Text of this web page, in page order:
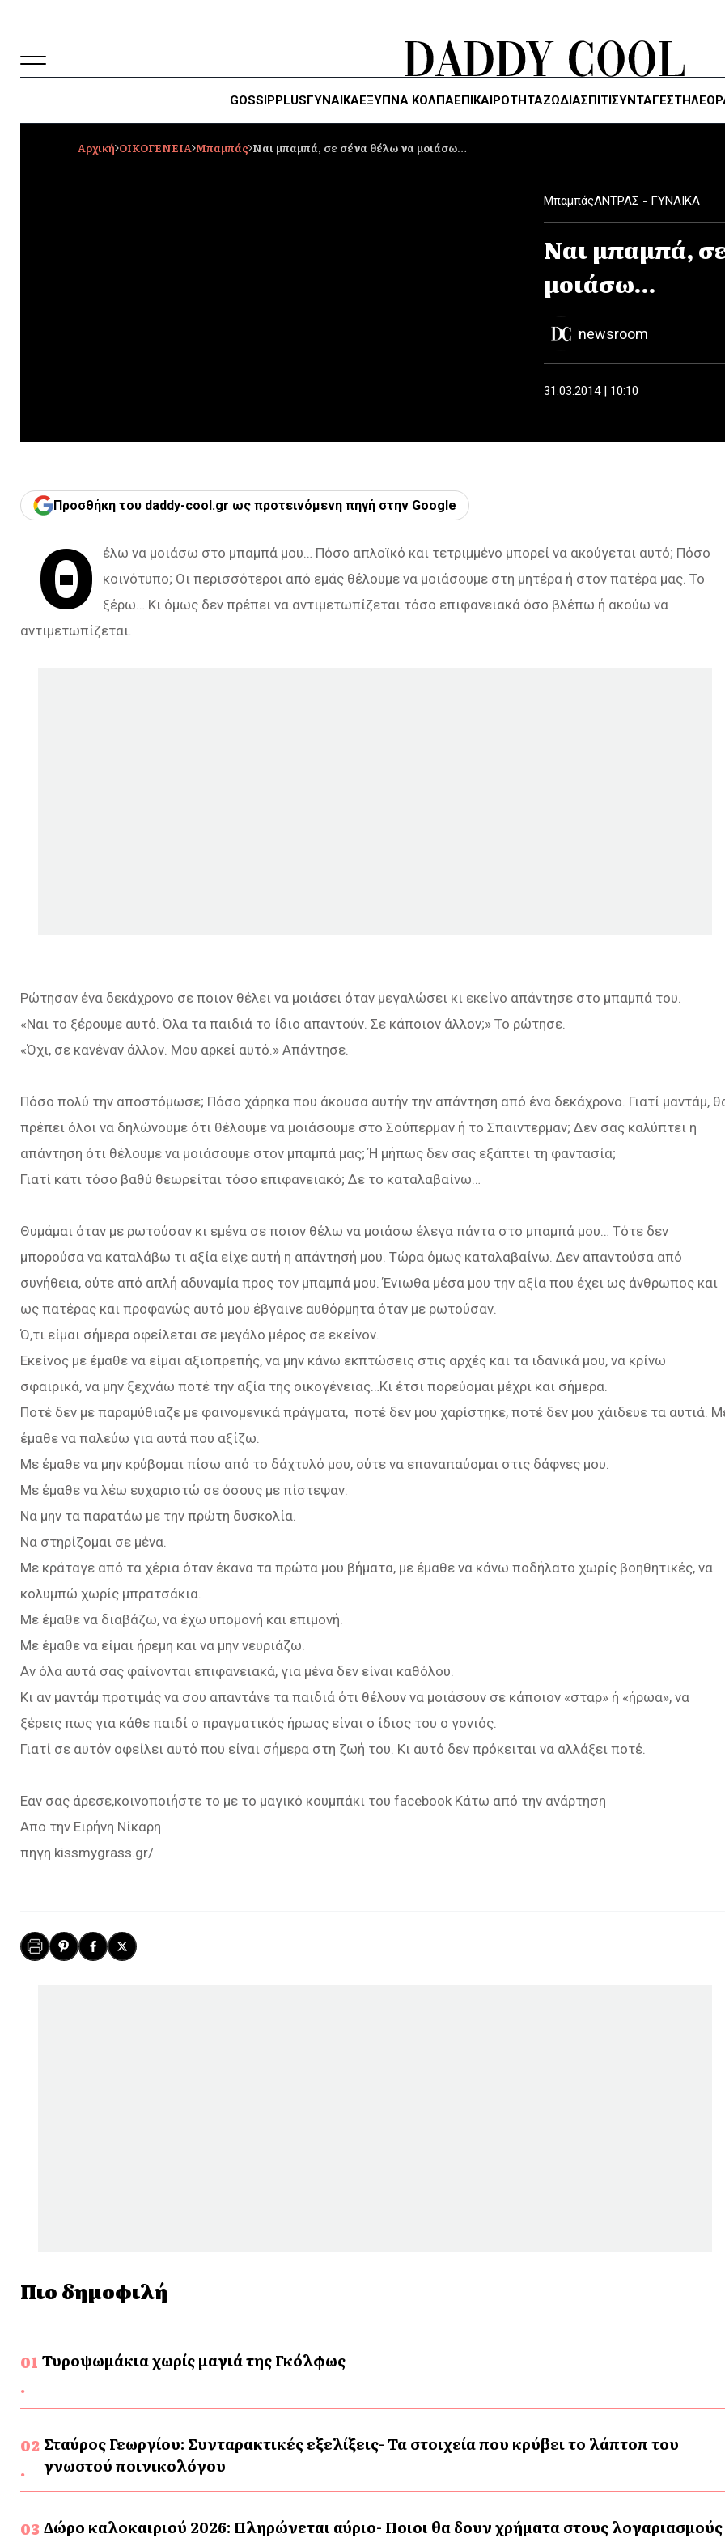
GOSSIPPLUSΓΥΝΑΙΚΑΈΞΥΠΝΑ ΚΌΛΠΑΕΠΙΚΑΙΡΟΤΗΤΑΖΏΔΙΑΣΠΙΤΙΣΥΝΤΑΓΕΣ
Αρχική ΟΙΚΟΓΕΝΕΙΑ Mπαμπάς Ναι μπαμπά, σε σένα θέλω να μοιάσω…
MπαμπάςΑΝΤΡΑΣ - ΓΥΝΑΙΚΑ
Ναι μπαμπά,
μοιάσω…
newsroom
31.03.2014 | 10:10
Προσθήκη του daddy-cool.gr ως προτεινόμενη πηγή στην Google
Θ
έλω να μοιάσω στο μπαμπά μου… Πόσο απλοϊκό και τετριμμένο μπορεί να ακούγεται αυτό; Πόσο
κοινότυπο; Οι περισσότεροι από εμάς θέλουμε να μοιάσουμε στη μητέρα ή στον πατέρα μας. Το
ξέρω… Κι όμως δεν πρέπει να αντιμετωπίζεται τόσο επιφανειακά όσο βλέπω ή ακούω να
αντιμετωπίζεται.
Ρώτησαν ένα δεκάχρονο σε ποιον θέλει να μοιάσει όταν μεγαλώσει κι εκείνο απάντησε στο μπαμπά του.
«Ναι το ξέρουμε αυτό. Όλα τα παιδιά το ίδιο απαντούν. Σε κάποιον άλλον;» Το ρώτησε.
«Όχι, σε κανέναν άλλον. Μου αρκεί αυτό.» Απάντησε.
Πόσο πολύ την αποστόμωσε; Πόσο χάρηκα που άκουσα αυτήν την απάντηση από ένα δεκάχρονο. Γιατί μαντάμ,
πρέπει όλοι να δηλώνουμε ότι θέλουμε να μοιάσουμε στο Σούπερμαν ή το Σπαιντερμαν; Δεν σας καλύπτει η
απάντηση ότι θέλουμε να μοιάσουμε στον μπαμπά μας; Ή μήπως δεν σας εξάπτει τη φαντασία;
Γιατί κάτι τόσο βαθύ θεωρείται τόσο επιφανειακό; Δε το καταλαβαίνω…
Θυμάμαι όταν με ρωτούσαν κι εμένα σε ποιον θέλω να μοιάσω έλεγα πάντα στο μπαμπά μου… Τότε δεν
μπορούσα να καταλάβω τι αξία είχε αυτή η απάντησή μου. Τώρα όμως καταλαβαίνω. Δεν απαντούσα από
συνήθεια, ούτε από απλή αδυναμία προς τον μπαμπά μου. Ένιωθα μέσα μου την αξία που έχει ως άνθρωπος και
ως πατέρας και προφανώς αυτό μου έβγαινε αυθόρμητα όταν με ρωτούσαν.
Ό,τι είμαι σήμερα οφείλεται σε μεγάλο μέρος σε εκείνον.
Εκείνος με έμαθε να είμαι αξιοπρεπής, να μην κάνω εκπτώσεις στις αρχές και τα ιδανικά μου, να κρίνω
σφαιρικά, να μην ξεχνάω ποτέ την αξία της οικογένειας…Κι έτσι πορεύομαι μέχρι και σήμερα.
Ποτέ δεν με παραμύθιαζε με φαινομενικά πράγματα, ποτέ δεν μου χαρίστηκε, ποτέ δεν μου χάιδευε τα αυτιά.
έμαθε να παλεύω για αυτά που αξίζω.
Με έμαθε να μην κρύβομαι πίσω από το δάχτυλό μου, ούτε να επαναπαύομαι στις δάφνες μου.
Με έμαθε να λέω ευχαριστώ σε όσους με πίστεψαν.
Να μην τα παρατάω με την πρώτη δυσκολία.
Να στηρίζομαι σε μένα.
Με κράταγε από τα χέρια όταν έκανα τα πρώτα μου βήματα, με έμαθε να κάνω ποδήλατο χωρίς βοηθητικές, να
κολυμπώ χωρίς μπρατσάκια.
Με έμαθε να διαβάζω, να έχω υπομονή και επιμονή.
Με έμαθε να είμαι ήρεμη και να μην νευριάζω.
Αν όλα αυτά σας φαίνονται επιφανειακά, για μένα δεν είναι καθόλου.
Κι αν μαντάμ προτιμάς να σου απαντάνε τα παιδιά ότι θέλουν να μοιάσουν σε κάποιον «σταρ» ή «ήρωα», να
ξέρεις πως για κάθε παιδί ο πραγματικός ήρωας είναι ο ίδιος του ο γονιός.
Γιατί σε αυτόν οφείλει αυτό που είναι σήμερα στη ζωή του. Κι αυτό δεν πρόκειται να αλλάξει ποτέ.
Εαν σας άρεσε,κοινοποιήστε το με το μαγικό κουμπάκι του facebook Κάτω από την ανάρτηση
Απο την Ειρήνη Νίκαρη
πηγη kissmygrass.gr/
Πιο δημοφιλή
Τυροψωμάκια χωρίς μαγιά της Γκόλφως
Σταύρος Γεωργίου: Συνταρακτικές εξελίξεις- Τα στοιχεία που κρύβει το λάπτοπ του
γνωστού ποινικολόγου
Δώρο καλοκαιριού 2026: Πληρώνεται αύριο- Ποιοι θα δουν χρήματα στους λογαριασμούς